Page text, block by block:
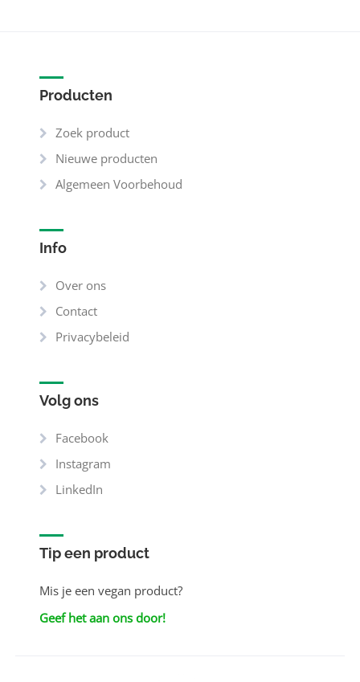
Producten
Zoek product
Nieuwe producten
Algemeen Voorbehoud
Info
Over ons
Contact
Privacybeleid
Volg ons
Facebook
Instagram
LinkedIn
Tip een product
Mis je een vegan product?
Geef het aan ons door!